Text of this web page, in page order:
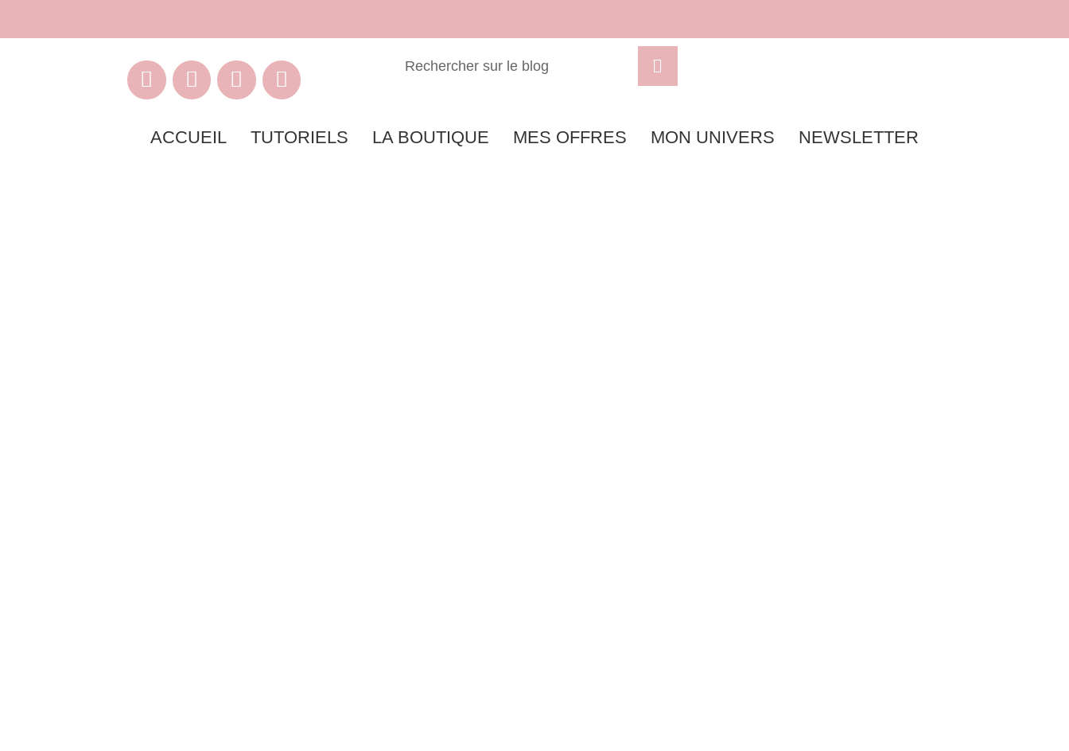
ACCUEIL TUTORIELS LA BOUTIQUE MES OFFRES MON UNIVERS NEWSLETTER